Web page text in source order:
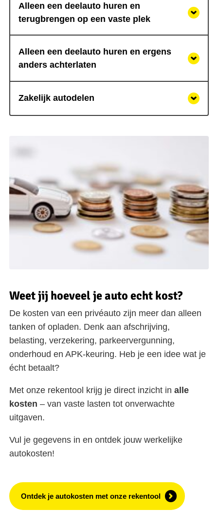
Alleen een deelauto huren en
terugbrengen op een vaste plek
Alleen een deelauto huren en ergens
anders achterlaten
Zakelijk autodelen
Weet jij hoeveel je auto echt kost?
De kosten van een privéauto zijn meer dan alleen
tanken of opladen. Denk aan afschrijving,
belasting, verzekering, parkeervergunning,
onderhoud en APK-keuring. Heb je een idee wat je
écht betaalt?
Met onze rekentool krijg je direct inzicht inalle
kosten – van vaste lasten tot onverwachte
uitgaven.
Vul je gegevens in en ontdek jouw werkelijke
autokosten!
Ontdek je autokosten met onze rekentool